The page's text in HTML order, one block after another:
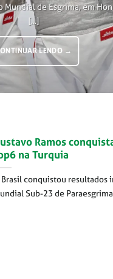
de Esgrima, em
[...]
LENDO →
Ramos
na Turquia
Brasil conquistou
Sub-23 de